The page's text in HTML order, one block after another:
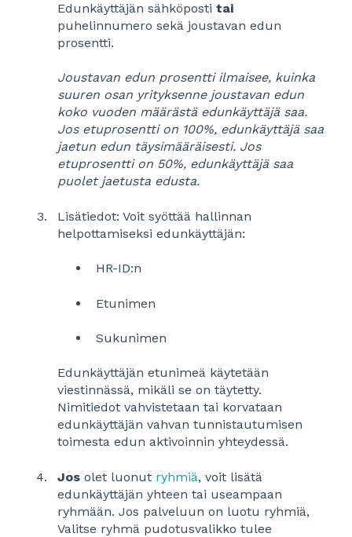
Edunkäyttäjän sähköposti tai
puhelinnumero sekä joustavan edun
prosentti.
Joustavan edun prosentti ilmaisee, kuinka
suuren osan yrityksenne joustavan edun
koko vuoden määrästä edunkäyttäjä saa.
Jos etuprosentti on 100%, edunkäyttäjä saa
jaetun edun täysimääräisesti. Jos
etuprosentti on 50%, edunkäyttäjä saa
puolet jaetusta edusta.
Lisätiedot: Voit syöttää hallinnan
helpottamiseksi edunkäyttäjän:
HR-ID:n
Etunimen
Sukunimen
Edunkäyttäjän etunimeä käytetään
viestinnässä, mikäli se on täytetty.
Nimitiedot vahvistetaan tai korvataan
edunkäyttäjän vahvan tunnistautumisen
toimesta edun aktivoinnin yhteydessä.
Jos olet luonut ryhmiä, voit lisätä
edunkäyttäjän yhteen tai useampaan
ryhmään. Jos palveluun on luotu ryhmiä,
Valitse ryhmä pudotusvalikko tulee